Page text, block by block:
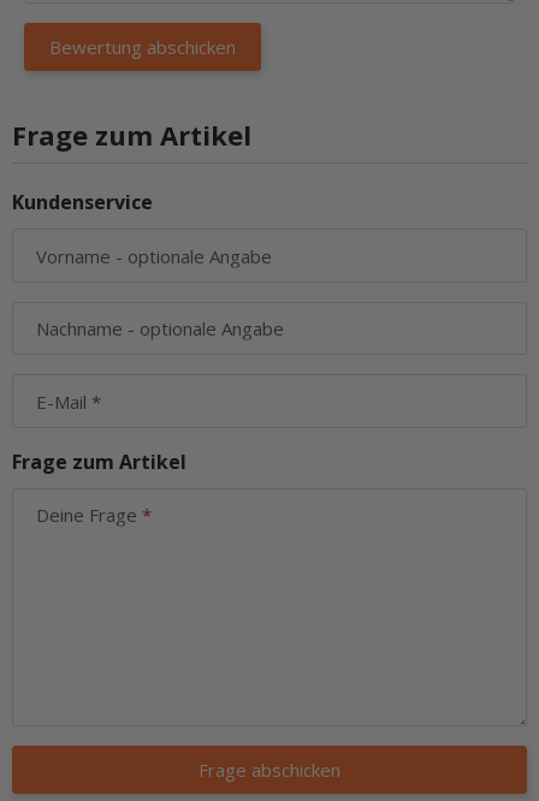
Frage zum Artikel
Kundenservice
Vorname - optionale Angabe
Nachname - optionale Angabe
E-Mail
Frage zum Artikel
Deine Frage
Frage abschicken